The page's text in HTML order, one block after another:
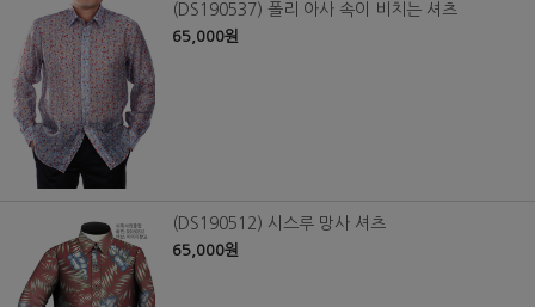
(DS190537) 폴리 아사 속이 비치는 셔츠
65,000원
(DS190512) 시스루 망사 셔츠
65,000원